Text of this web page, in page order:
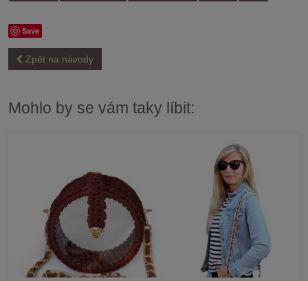
Save
Zpět na návody
Mohlo by se vám taky líbit: